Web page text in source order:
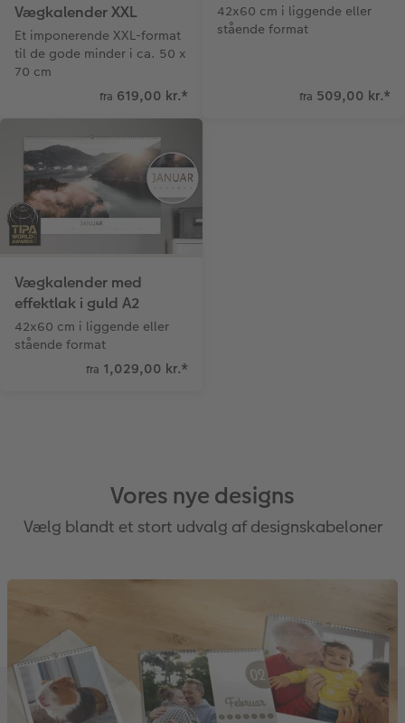
Vægkalender XXL
Et imponerende XXL-format
til de gode minder i ca. 50 x
70 cm
fra 619,00 kr.*
42x60 cm i liggende eller
stående format
fra 509,00 kr.*
Vægkalender med
effektlak i guld A2
42x60 cm i liggende eller
stående format
fra 1,029,00 kr.*
Vores nye designs
Vælg blandt et stort udvalg af designskabeloner